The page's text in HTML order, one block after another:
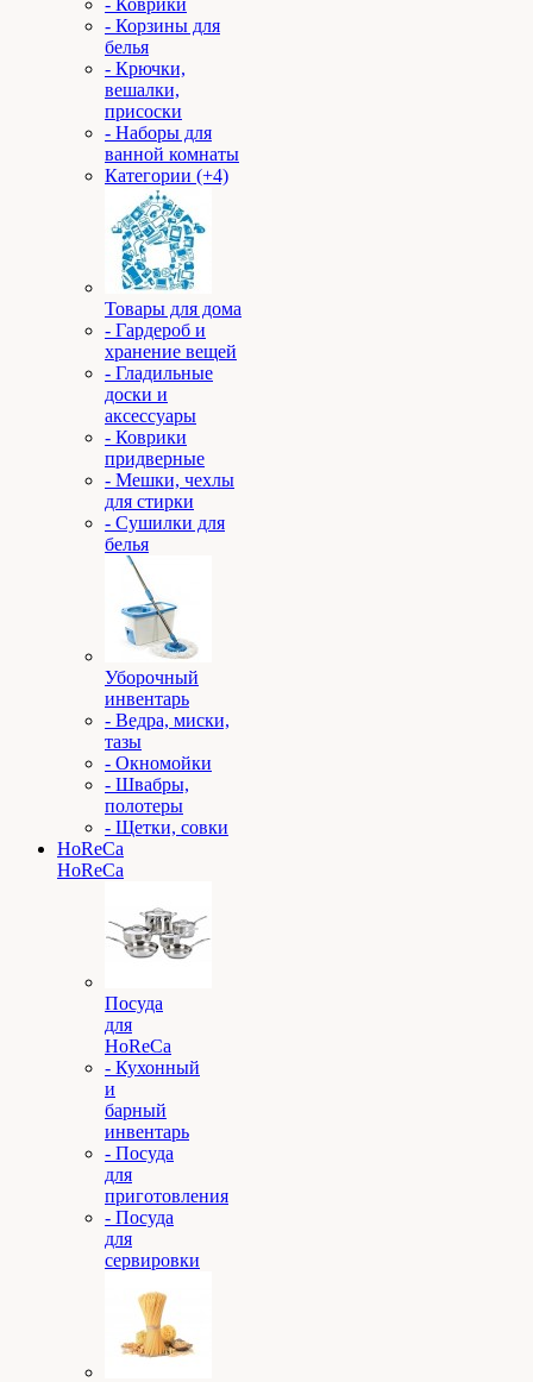
- Коврики
- Корзины для
белья
- Крючки,
вешалки,
присоски
- Наборы для
ванной комнаты
Категории (+4)
Товары для дома
- Гардероб и
хранение вещей
- Гладильные
доски и
аксессуары
- Коврики
придверные
- Мешки, чехлы
для стирки
- Сушилки для
белья
Уборочный
инвентарь
- Ведра, миски,
тазы
- Окномойки
- Швабры,
полотеры
- Щетки, совки
HoReCa
HoReCa
Посуда
для
HoReCa
- Кухонный
и
барный
инвентарь
- Посуда
для
приготовления
- Посуда
для
сервировки